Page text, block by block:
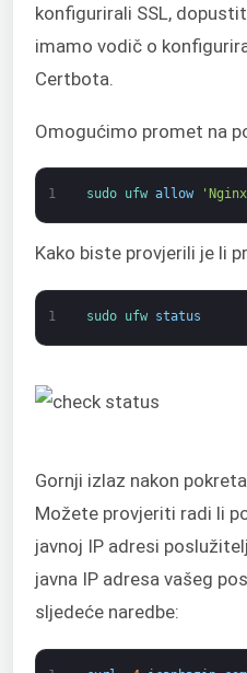
konfigurirali SSL,
imamo vodič o
Certbota.
Omogućimo promet na
1 sudo ufw allow
Kako biste provjerili je li
1 sudo ufw status
Gornji izlaz nakon
Možete provjeriti radi li
javnoj IP adresi
javna IP adresa vašeg
sljedeće naredbe: